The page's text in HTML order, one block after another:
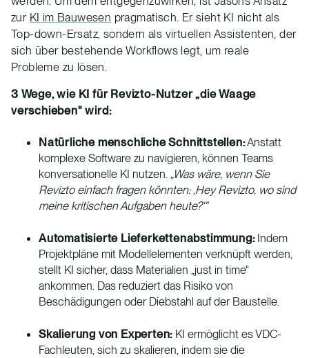
zur KI im Bauwesen pragmatisch. Er sieht KI nicht als
Top-down-Ersatz, sondern als virtuellen Assistenten, der
sich über bestehende Workflows legt, um reale
Probleme zu lösen.
3 Wege, wie KI für Revizto-Nutzer „die Waage
verschieben" wird:
Natürliche menschliche Schnittstellen:Anstatt
komplexe Software zu navigieren, können Teams
konversationelle KI nutzen. „Was wäre, wenn Sie
Revizto einfach fragen könnten: ‚Hey Revizto, wo sind
meine kritischen Aufgaben heute?'"
Automatisierte Lieferkettenabstimmung:Indem
Projektpläne mit Modellelementen verknüpft werden,
stellt KI sicher, dass Materialien „just in time"
ankommen. Das reduziert das Risiko von
Beschädigungen oder Diebstahl auf der Baustelle.
Skalierung von Experten: KI ermöglicht es VDC-
Fachleuten, sich zu skalieren, indem sie die